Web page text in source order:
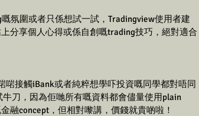
氛圍或者只係想試一試，Tradingview使用者建
分享個人心得或係自創嘅trading技巧，絕對適合
接觸iBank或者純粹想學吓投資嘅同學都對唔同
刀，因為佢哋所有嘅資料都會儘量使用plain
融concept，但相對嚟講，價錢就貴啲啦！